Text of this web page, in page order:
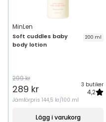
MinLen
Soft cuddles baby
body lotion
200 ml
299 kr
289 kr 3 butiker
4,2
Jämförpris 144,5 kr/100 ml
Lägg i varukorg